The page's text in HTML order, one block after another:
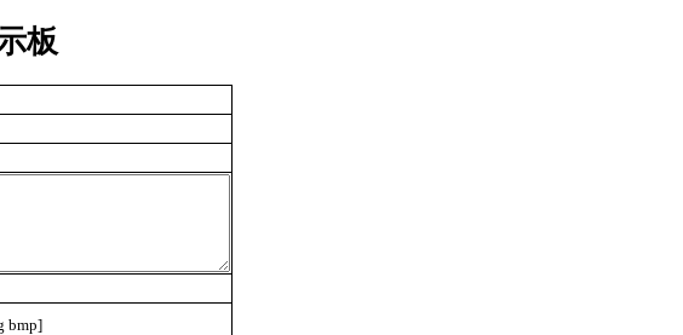
板
bmp]